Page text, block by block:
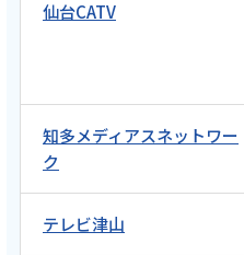
【ケーブルテレビ・
岡をゆる～く走りま
編 須田亜香里さん名
2026祝完走RUN！【
開始】
仙台CATV
知多メディアスネットワー
ク
テレビ津山